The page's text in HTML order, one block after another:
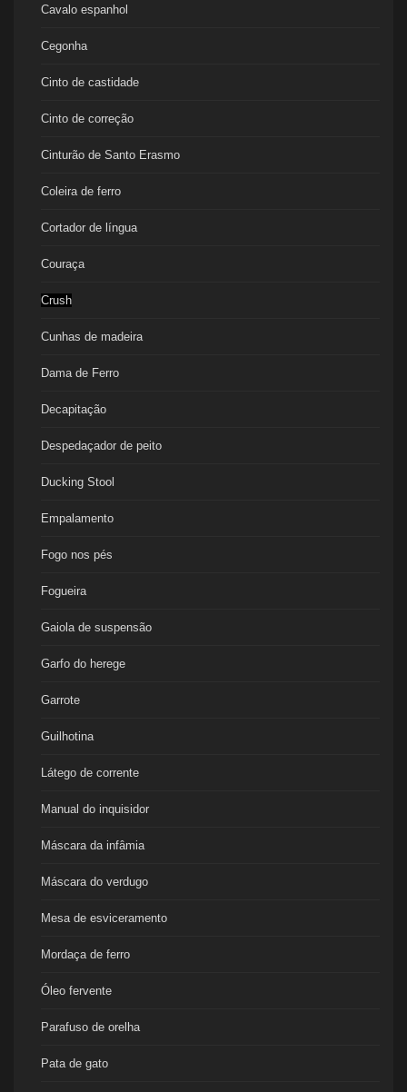
Cavalo espanhol
Cegonha
Cinto de castidade
Cinto de correção
Cinturão de Santo Erasmo
Coleira de ferro
Cortador de língua
Couraça
Crush
Cunhas de madeira
Dama de Ferro
Decapitação
Despedaçador de peito
Ducking Stool
Empalamento
Fogo nos pés
Fogueira
Gaiola de suspensão
Garfo do herege
Garrote
Guilhotina
Látego de corrente
Manual do inquisidor
Máscara da infâmia
Máscara do verdugo
Mesa de esviceramento
Mordaça de ferro
Óleo fervente
Parafuso de orelha
Pata de gato